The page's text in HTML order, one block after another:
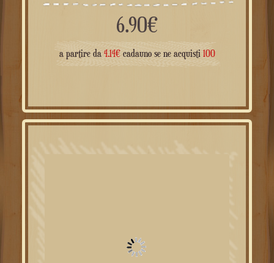
6.90€
a partire da 4.14€cadauno se ne acquisti 100